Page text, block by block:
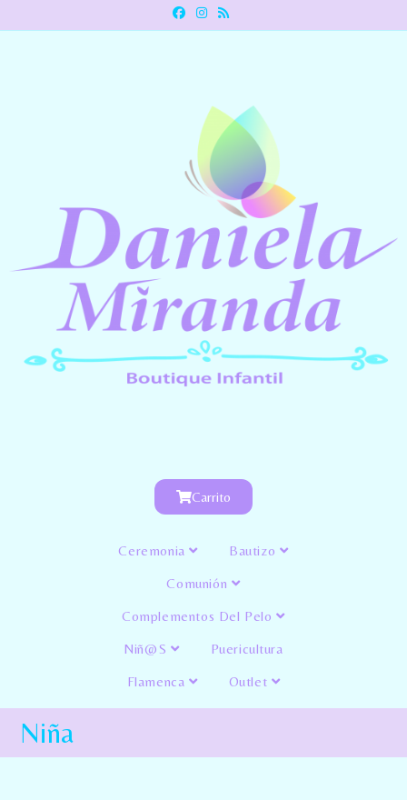
Carrito
Ceremonia Bautizo
Comunión
Complementos Del Pelo
Niñ@s Puericultura
Flamenca Outlet
Niña